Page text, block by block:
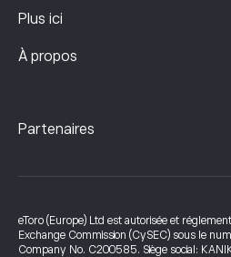
Plus ici
À propos
Partenaires
eToro (Europe) Ltd est autorisée et
Exchange Commission (CySEC) sous le
Company No. C200585. Siège social: